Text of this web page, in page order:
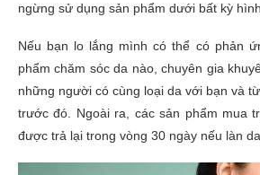
ngừng sử dụng sản phẩm dưới bất kỳ
Nếu bạn lo lắng mình có thể có phản
phẩm chăm sóc da nào,chuyên gia
những người có cùng loại da với bạn và
trước đó. Ngoài ra, các sản phẩm mua
được trả lại trong vòng 30 ngày nếu làn